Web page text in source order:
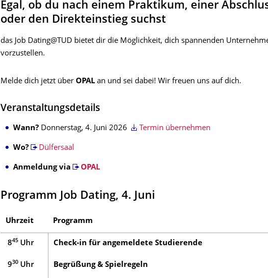
Egal, ob du nach einem Praktikum, einer
oder den Direkteinstieg suchst
das Job Dating@TUD bietet dir die Möglichkeit, dich spannenden
vorzustellen.
Melde dich jetzt über OPAL an und sei dabei! Wir freuen uns auf dich.
Veranstaltungsdetails
Wann? Donnerstag, 4. Juni 2026 Termin übernehmen
Wo? Dülfersaal
Anmeldung via OPAL
Programm Job Dating, 4. Juni
Uhrzeit Programm
845 Uhr Check-in für angemeldete Studierende
930 Uhr Begrüßung & Spielregeln